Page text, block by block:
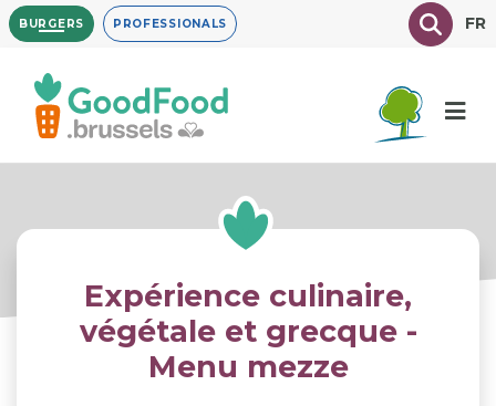
Overslaan
en
inhoud
gaan
BURGERS PROFESSIONALS TexteFR
Expérience culinaire,
végétale et grecque -
Menu mezze